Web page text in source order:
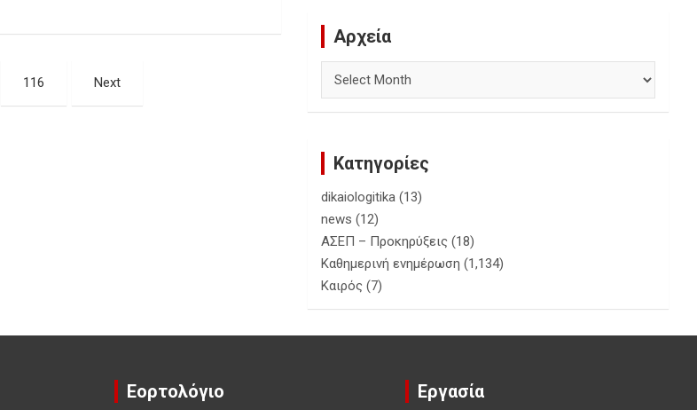
116 Next
Αρχεία
Κατηγορίες
dikaiologitika (13)
news (12)
ΑΣΕΠ – Προκηρύξεις (18)
Καθημερινή ενημέρωση (1,134)
Καιρός (7)
Εορτολόγιο Εργασία